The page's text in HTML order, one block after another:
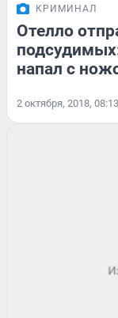
КРИМИНАЛ
Отелло
напал с
2 октября, 2018, 08:13